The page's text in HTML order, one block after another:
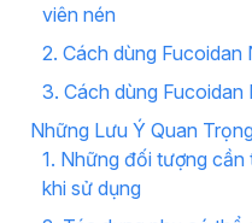
viên nén
2. Cách dùng Fucoidan
3. Cách dùng Fucoidan
Những Lưu Ý Quan
1. Những đối tượng
khi sử dụng